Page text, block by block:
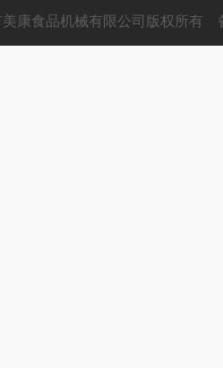
康食品机械有限公司版权所有